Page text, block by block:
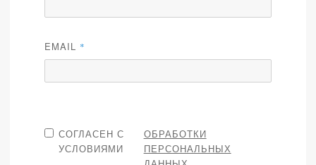
EMAIL *
СОГЛАСЕН С
УСЛОВИЯМИ
ОБРАБОТКИ
ПЕРСОНАЛЬНЫХ